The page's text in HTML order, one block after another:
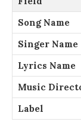
Song Name
Singer Name
Lyrics Name
Music
Label